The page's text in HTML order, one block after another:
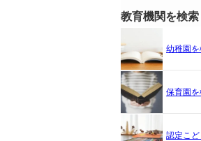
教育機関を検索
幼稚園を
保育園を
認定こど